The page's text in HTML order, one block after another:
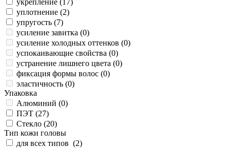
укрепление (17)
уплотнение (2)
упругость (7)
усиление завитка (0)
усиление холодных оттенков (0)
успокаивающие свойства (0)
устранение лишнего цвета (0)
фиксация формы волос (0)
эластичность (0)
Упаковка
Алюминий (0)
ПЭТ (27)
Стекло (20)
Тип кожи головы
для всех типов (2)